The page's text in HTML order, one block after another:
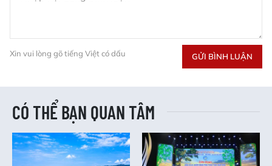
Xin vui lòng gõ tiếng Việt có dấu GỬI BÌNH LUẬN
CÓ THỂ BẠN QUAN TÂM